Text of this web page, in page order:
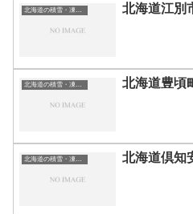
北海道江別
北海道豊頃
北海道倶知